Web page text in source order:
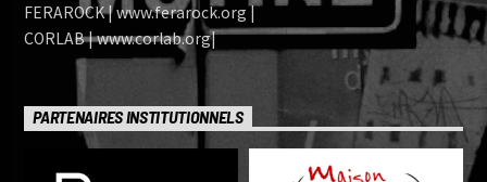
FERAROCK | www.ferarock.org |
CORLAB | www.corlab.org|
PARTENAIRES INSTITUTIONNELS